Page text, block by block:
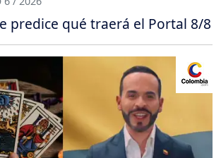
predice qué traerá el Portal 8/8